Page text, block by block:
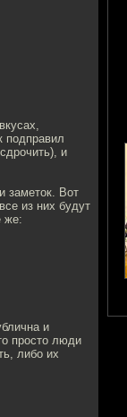
подправил
и
заметок. Вот
из них будут
же:
и
просто люди
либо их